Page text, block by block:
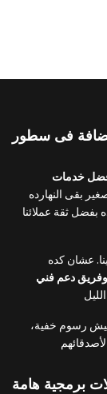
فى سطور
خدمات
بقى النهارده
ثقة عملائنا
عشان كده
دعم فني
رسوم خفية،
برمجية هامة